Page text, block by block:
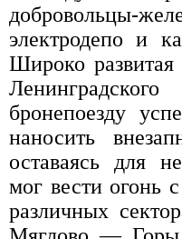
добровольцы-
электродепо и
Широко развитая
бронепоезду
наносить
оставаясь для
мог вести огонь
различных